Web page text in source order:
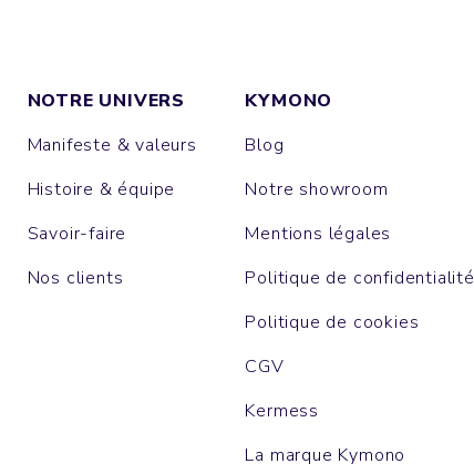
NOTRE UNIVERS
Manifeste & valeurs
Histoire & équipe
Savoir-faire
Nos clients
KYMONO
Blog
Notre showroom
Mentions légales
Politique de confidentialité
Politique de cookies
CGV
Kermess
La marque Kymono